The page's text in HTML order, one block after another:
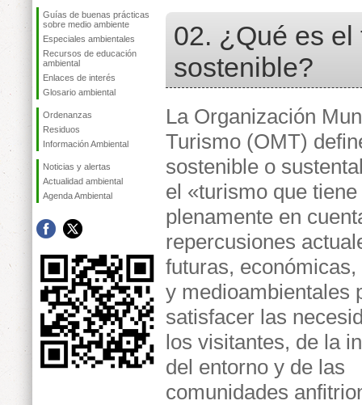
Guías de buenas prácticas
sobre medio ambiente
Especiales ambientales
Recursos de educación
ambiental
Enlaces de interés
Glosario ambiental
Ordenanzas
Residuos
Información Ambiental
Noticias y alertas
Actualidad ambiental
Agenda Ambiental
02. ¿Qué es el
sostenible?
La Organización
Turismo (OMT)
sostenible o
el «turismo que tiene
plenamente en
repercusiones
futuras,
y medioambientales
satisfacer las
los visitantes, de la
del entorno y de las
comunidades